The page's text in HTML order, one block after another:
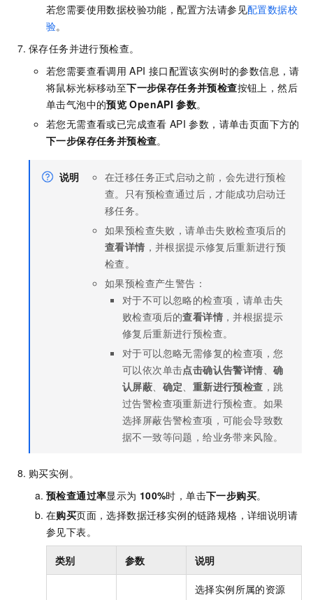
若您需要使用数据校验功能，配置方法请参见配置数据校
验。
保存任务并进行预检查。
若您需要查看调用 API 接口配置该实例时的参数信息，请
将鼠标光标移动至下一步保存任务并预检查按钮上，然后
单击气泡中的预览 OpenAPI 参数。
若您无需查看或已完成查看 API 参数，请单击页面下方的
下一步保存任务并预检查。
说明
在迁移任务正式启动之前，会先进行预检
查。只有预检查通过后，才能成功启动迁
移任务。
如果预检查失败，请单击失败检查项后的
查看详情 ，并根据提示修复后重新进行预
检查。
如果预检查产生警告：
对于不可以忽略的检查项，请单击失
败检查项后的查看详情 ，并根据提示
修复后重新进行预检查。
对于可以忽略无需修复的检查项，您
可以依次单击点击确认告警详情 、确
认屏蔽
确定 重新进行预检查 ，跳
过告警检查项重新进行预检查。如果
选择屏蔽告警检查项，可能会导致数
据不一致等问题，给业务带来风险。
购买实例。
预检查通过率显示为 100%时，单击下一步购买。
在购买页面，选择数据迁移实例的链路规格，详细说明请
参见下表。
类别 参数 说明
选择实例所属的资源